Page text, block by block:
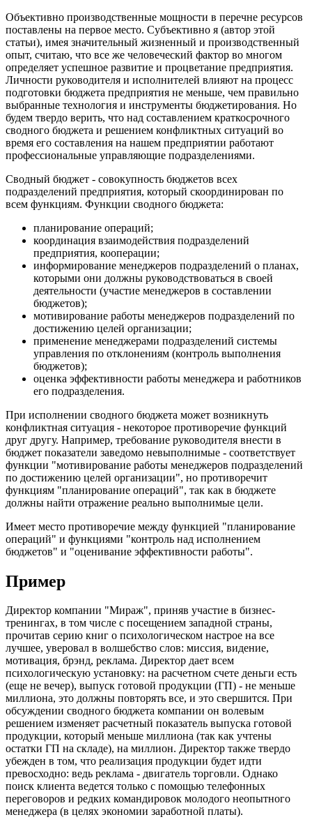
Объективно производственные мощности в перечне ресурсов
поставлены на первое место. Субъективно я (автор этой
статьи), имея значительный жизненный и производственный
опыт, считаю, что все же человеческий фактор во многом
определяет успешное развитие и процветание предприятия.
Личности руководителя и исполнителей влияют на процесс
подготовки бюджета предприятия не меньше, чем правильно
выбранные технология и инструменты бюджетирования. Но
будем твердо верить, что над составлением краткосрочного
сводного бюджета и решением конфликтных ситуаций во
время его составления на нашем предприятии работают
профессиональные управляющие подразделениями.
Сводный бюджет - совокупность бюджетов всех
подразделений предприятия, который скоординирован по
всем функциям. Функции сводного бюджета:
планирование операций;
координация взаимодействия подразделений
предприятия, кооперации;
информирование менеджеров подразделений о планах,
которыми они должны руководствоваться в своей
деятельности (участие менеджеров в составлении
бюджетов);
мотивирование работы менеджеров подразделений по
достижению целей организации;
применение менеджерами подразделений системы
управления по отклонениям (контроль выполнения
бюджетов);
оценка эффективности работы менеджера и работников
его подразделения.
При исполнении сводного бюджета может возникнуть
конфликтная ситуация - некоторое противоречие функций
друг другу. Например, требование руководителя внести в
бюджет показатели заведомо невыполнимые - соответствует
функции "мотивирование работы менеджеров подразделений
по достижению целей организации", но противоречит
функциям "планирование операций", так как в бюджете
должны найти отражение реально выполнимые цели.
Имеет место противоречие между функцией "планирование
операций" и функциями "контроль над исполнением
бюджетов" и "оценивание эффективности работы".
Пример
Директор компании "Мираж", приняв участие в бизнес-
тренингах, в том числе с посещением западной страны,
прочитав серию книг о психологическом настрое на все
лучшее, уверовал в волшебство слов: миссия, видение,
мотивация, брэнд, реклама. Директор дает всем
психологическую установку: на расчетном счете деньги есть
(еще не вечер), выпуск готовой продукции (ГП) - не меньше
миллиона, это должны повторять все, и это свершится. При
обсуждении сводного бюджета компании он волевым
решением изменяет расчетный показатель выпуска готовой
продукции, который меньше миллиона (так как учтены
остатки ГП на складе), на миллион. Директор также твердо
убежден в том, что реализация продукции будет идти
превосходно: ведь реклама - двигатель торговли. Однако
поиск клиента ведется только с помощью телефонных
переговоров и редких командировок молодого неопытного
менеджера (в целях экономии заработной платы).